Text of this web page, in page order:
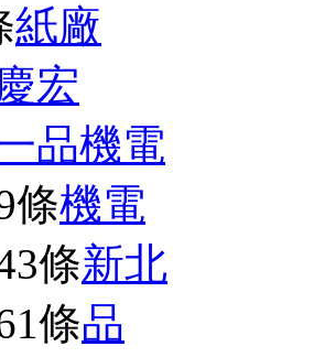
紙廠
慶宏
品機電
條機電
條新北
條品